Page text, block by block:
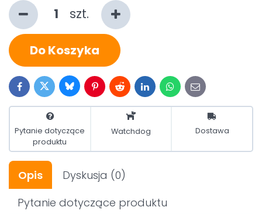
szt.
Do Koszyka
FacebookTwitterBlueskyPinterestRedditLinkedInWhatsApp
E-
mail
Pytanie dotyczące
produktu
Watchdog Dostawa
Opis Dyskusja (0)
Pytanie dotyczące produktu